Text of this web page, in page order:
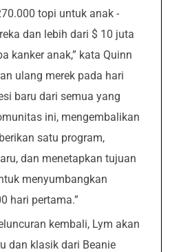
topi untuk anak -
dan lebih dari $ 10 juta
kanker anak,” kata Quinn
ulang merek pada hari
baru dari semua yang
ini, mengembalikan
satu program,
dan menetapkan tujuan
menyumbangkan
hari pertama.”
kembali, Lym akan
dan klasik dari Beanie